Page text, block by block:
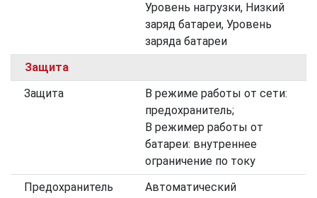
Уровень нагрузки, Низкий
заряд батареи, Уровень
заряда батареи
Защита
Защита
В режиме работы от сети:
предохранитель;
В режимер работы от
батареи: внутреннее
ограничение по току
Предохранитель
Автоматический